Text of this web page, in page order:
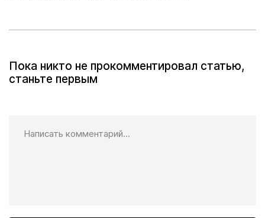
Пока никто не прокомментировал статью,
станьте первым